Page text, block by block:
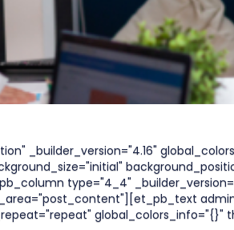
_builder_version="4.16"
type="4_4"
global_colors_info="{}"